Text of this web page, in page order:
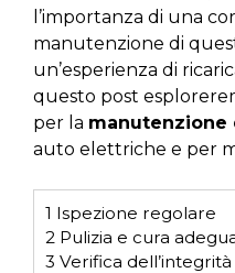
l’importanza di una
manutenzione di
un’esperienza di
questo post
per la manutenzione
auto elettriche e per
1 Ispezione regolare
2 Pulizia e cura
3 Verifica